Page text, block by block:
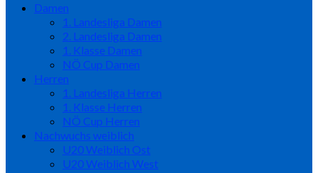
Damen
1. Landesliga Damen
2. Landesliga Damen
1. Klasse Damen
NÖ Cup Damen
Herren
1. Landesliga Herren
1. Klasse Herren
NÖ Cup Herren
Nachwuchs weiblich
U20 Weiblich Ost
U20 Weiblich West